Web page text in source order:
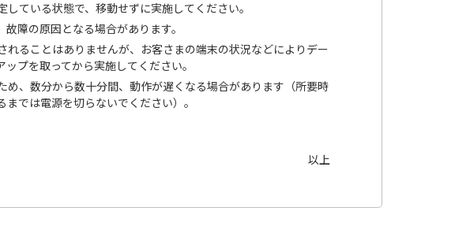
ている状態で、移動せずに実施してください。
障の原因となる場合があります。
ることはありませんが、お客さまの端末の状況などによりデー
プを取ってから実施してください。
、数分から数十分間、動作が遅くなる場合があります（所要時
では電源を切らないでください）。
以上